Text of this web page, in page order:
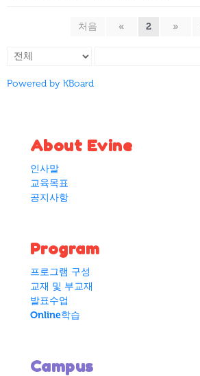
처음 « 2 »
Powered by KBoard
About Evine
인사말
교육목표
공지사항
Program
프로그램 구성
교재 및 부교재
발표수업
Online학습
Campus